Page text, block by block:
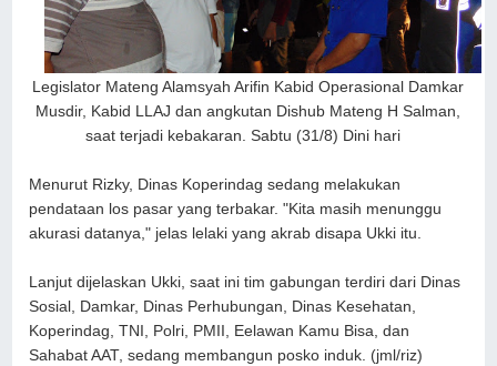
Legislator Mateng Alamsyah Arifin Kabid Operasional Damkar
Musdir, Kabid LLAJ dan angkutan Dishub Mateng H Salman,
saat terjadi kebakaran. Sabtu (31/8) Dini hari
Menurut Rizky, Dinas Koperindag sedang melakukan
pendataan los pasar yang terbakar. "Kita masih menunggu
akurasi datanya," jelas lelaki yang akrab disapa Ukki itu.
Lanjut dijelaskan Ukki, saat ini tim gabungan terdiri dari Dinas
Sosial, Damkar, Dinas Perhubungan, Dinas Kesehatan,
Koperindag, TNI, Polri, PMII, Eelawan Kamu Bisa, dan
Sahabat AAT, sedang membangun posko induk. (jml/riz)